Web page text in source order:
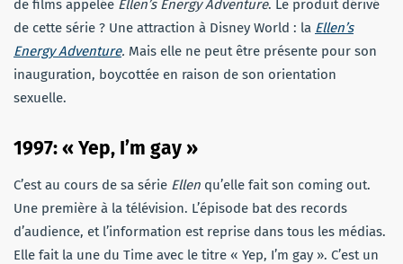
de films appelée Ellen’s Energy Adventure. Le produit dérivé
de cette série ? Une attraction à Disney World : la Ellen’s
Energy Adventure. Mais elle ne peut être présente pour son
inauguration, boycottée en raison de son orientation
sexuelle.
1997: « Yep, I’m gay »
C’est au cours de sa série Ellen qu’elle fait son coming out.
Une première à la télévision. L’épisode bat des records
d’audience, et l’information est reprise dans tous les médias.
Elle fait la une du Time avec le titre « Yep, I’m gay ». C’est un